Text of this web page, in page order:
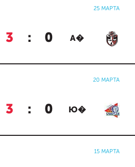
25 МАРТА
3 : 0 А�
20 МАРТА
3 : 0 Ю�
15 МАРТА